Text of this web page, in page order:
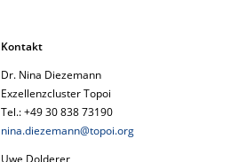
Kontakt
Dr. Nina Diezemann
Exzellenzcluster Topoi
Tel.: +49 30 838 73190
nina.diezemann@topoi.org
Uwe Dolderer